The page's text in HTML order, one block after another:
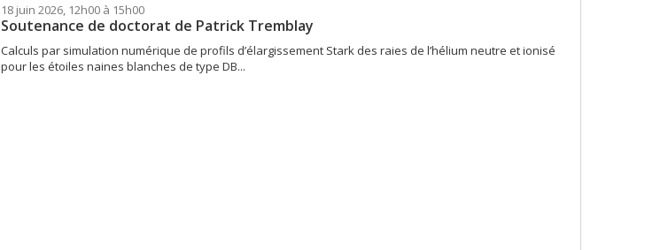
18 juin 2026, 12h00 à 15h00
Soutenance de doctorat de Patrick Tremblay
Calculs par simulation numérique de profils d’élargissement Stark des raies de l’hélium neutre et ionisé
pour les étoiles naines blanches de type DB...